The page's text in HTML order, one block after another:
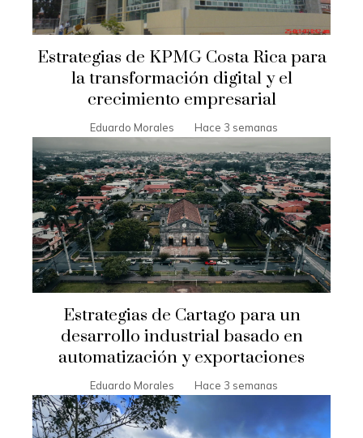
Estrategias de KPMG Costa Rica para
la transformación digital y el
crecimiento empresarial
Eduardo Morales Hace 3 semanas
Estrategias de Cartago para un
desarrollo industrial basado en
automatización y exportaciones
Eduardo Morales Hace 3 semanas